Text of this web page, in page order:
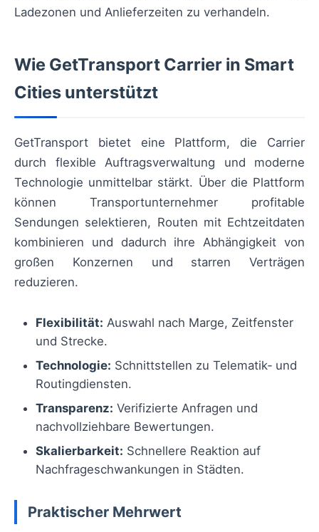
Ladezonen und Anlieferzeiten zu verhandeln.
Wie GetTransport Carrier in Smart
Cities unterstützt
GetTransport bietet eine Plattform, die Carrier
durch flexible Auftragsverwaltung und moderne
Technologie unmittelbar stärkt. Über die Plattform
können Transportunternehmer profitable
Sendungen selektieren, Routen mit Echtzeitdaten
kombinieren und dadurch ihre Abhängigkeit von
großen Konzernen und starren Verträgen
reduzieren.
Flexibilität: Auswahl nach Marge, Zeitfenster
und Strecke.
Technologie: Schnittstellen zu Telematik‑ und
Routingdiensten.
Transparenz: Verifizierte Anfragen und
nachvollziehbare Bewertungen.
Skalierbarkeit: Schnellere Reaktion auf
Nachfrageschwankungen in Städten.
Praktischer Mehrwert